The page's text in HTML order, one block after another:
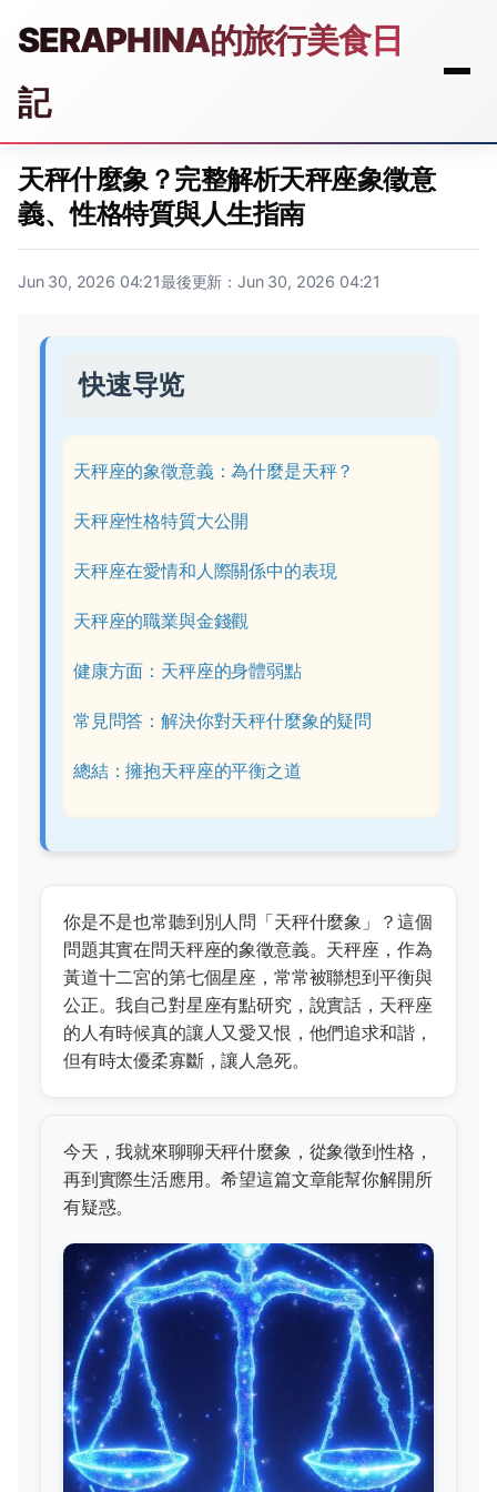
SERAPHINA的旅行美食日
記
天秤什麼象？完整解析天秤座象徵意
義、性格特質與人生指南
Jun 30, 2026 04:21最後更新：Jun 30, 2026 04:21
快速导览
天秤座的象徵意義：為什麼是天秤？
天秤座性格特質大公開
天秤座在愛情和人際關係中的表現
天秤座的職業與金錢觀
健康方面：天秤座的身體弱點
常見問答：解決你對天秤什麼象的疑問
總結：擁抱天秤座的平衡之道
你是不是也常聽到別人問「天秤什麼象」？這個
問題其實在問天秤座的象徵意義。天秤座，作為
黃道十二宮的第七個星座，常常被聯想到平衡與
公正。我自己對星座有點研究，說實話，天秤座
的人有時候真的讓人又愛又恨，他們追求和諧，
但有時太優柔寡斷，讓人急死。
今天，我就來聊聊天秤什麼象，從象徵到性格，
再到實際生活應用。希望這篇文章能幫你解開所
有疑惑。